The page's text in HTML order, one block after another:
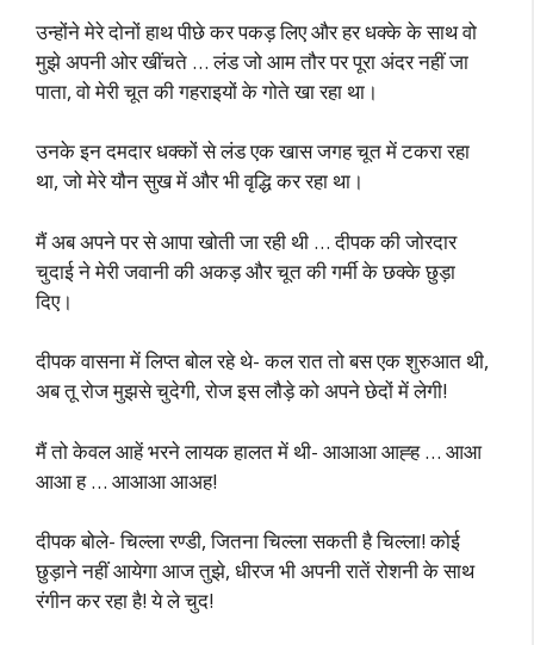
उन्होंने मेरे दोनों हाथ पीछे कर पकड़ लिए और हर धक्के के साथ वो
मुझे अपनी ओर खींचते … लंड जो आम तौर पर पूरा अंदर नहीं जा
पाता, वो मेरी चूत की गहराइयों के गोते खा रहा था।
उनके इन दमदार धक्कों से लंड एक खास जगह चूत में टकरा रहा
था, जो मेरे यौन सुख में और भी वृद्धि कर रहा था।
मैं अब अपने पर से आपा खोती जा रही थी … दीपक की जोरदार
चुदाई ने मेरी जवानी की अकड़ और चूत की गर्मी के छक्के छुड़ा
दिए।
दीपक वासना में लिप्त बोल रहे थे- कल रात तो बस एक शुरुआत थी,
अब तू रोज मुझसे चुदेगी, रोज इस लौड़े को अपने छेदों में लेगी!
मैं तो केवल आहें भरने लायक हालत में थी- आआआ आह्ह … आआ
आआ ह … आआआ आअह!
दीपक बोले- चिल्ला रण्डी, जितना चिल्ला सकती है चिल्ला! कोई
छुड़ाने नहीं आयेगा आज तुझे, धीरज भी अपनी रातें रोशनी के साथ
रंगीन कर रहा है! ये ले चुद!